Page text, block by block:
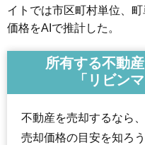
イトでは市区町村単位、
価格をAIで推計した。
所有する不動
「リビン
不動産を売却するなら
売却価格の目安を知ろう